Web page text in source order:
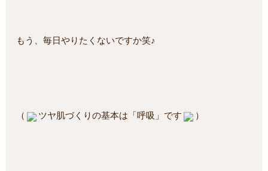
もう、毎日やりたくないですか笑♪
（ ツヤ肌づくりの基本は「呼吸」です ）